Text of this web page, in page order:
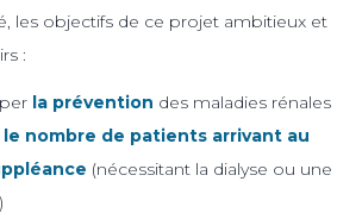
les objectifs de ce projet ambitieux et
:
la prévention des maladies rénales
le nombre de patients arrivant au
(nécessitant la dialyse ou une